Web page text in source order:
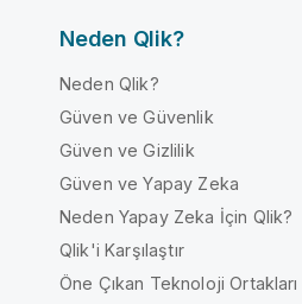
Neden Qlik?
Neden Qlik?
Güven ve Güvenlik
Güven ve Gizlilik
Güven ve Yapay Zeka
Neden Yapay Zeka İçin Qlik?
Qlik'i Karşılaştır
Öne Çıkan Teknoloji Ortakları